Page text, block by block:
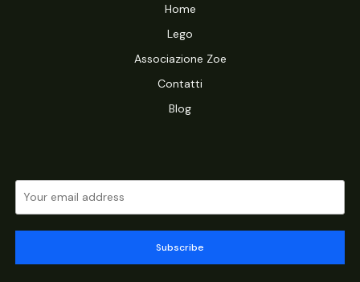
Home
Lego
Associazione Zoe
Contatti
Blog
Subscribe